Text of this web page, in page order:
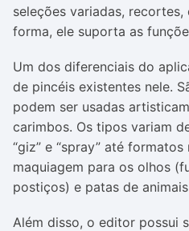
seleções variadas, recortes,
forma, ele suporta as
Um dos diferenciais do
de pincéis existentes nele.
podem ser usadas
carimbos. Os tipos variam
“giz” e “spray” até
maquiagem para os olhos
postiços) e patas de
Além disso, o editor possui